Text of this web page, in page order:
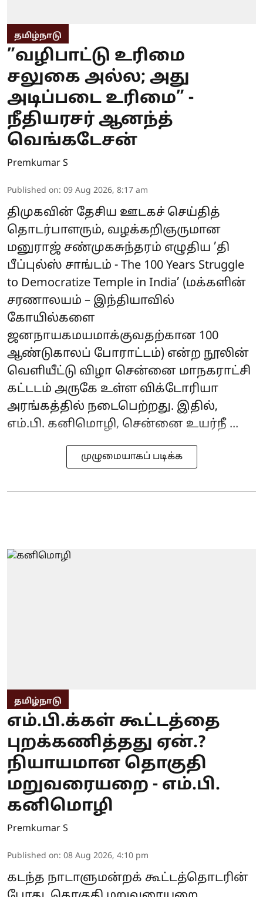
தமிழ்நாடு
”வழிபாட்டு உரிமை
சலுகை அல்ல; அது
அடிப்படை உரிமை” -
நீதியரசர் ஆனந்த்
வெங்கடேசன்
Premkumar S
Published on: 09 Aug 2026, 8:17 am
திமுகவின் தேசிய ஊடகச் செய்தித்
தொடர்பாளரும், வழக்கறிஞருமான
மனுராஜ் சண்முகசுந்தரம் எழுதிய ’தி
பீப்புல்ஸ் சாங்டம் - The 100 Years Struggle
to Democratize Temple in India’ (மக்களின்
சரணாலயம் – இந்தியாவில்
கோயில்களை
ஜனநாயகமயமாக்குவதற்கான 100
ஆண்டுகாலப் போராட்டம்) என்ற நூலின்
வெளியீட்டு விழா சென்னை மாநகராட்சி
கட்டடம் அருகே உள்ள விக்டோரியா
அரங்கத்தில் நடைபெற்றது. இதில்,
எம்.பி. கனிமொழி, சென்னை உயர்நீ ...
முழுமையாகப் படிக்க
தமிழ்நாடு
எம்.பி.க்கள் கூட்டத்தை
புறக்கணித்தது ஏன்.?
நியாயமான தொகுதி
மறுவரையறை - எம்.பி.
கனிமொழி
Premkumar S
Published on: 08 Aug 2026, 4:10 pm
கடந்த நாடாளுமன்றக் கூட்டத்தொடரின்